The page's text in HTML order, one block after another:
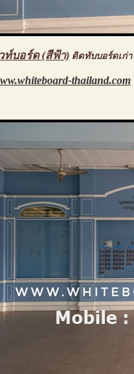
ท์บอร์ด (สีฟ้า) ติดทับบอร์ดเก่า
thailand.com